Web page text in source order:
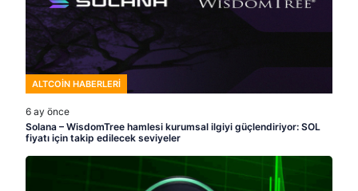
ALTCOIN HABERLERI
6 ay önce
Solana – WisdomTree hamlesi kurumsal ilgiyi güçlendiriyor: SOL
fiyatı için takip edilecek seviyeler